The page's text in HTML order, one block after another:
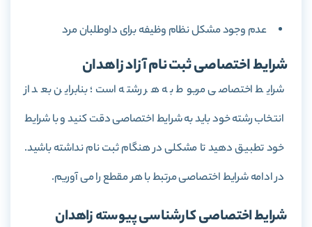
عدم وجود مشکل نظام وظیفه برای داوطلبان مرد
شرایط اختصاصی ثبت نام آزاد زاهدان
شرایط اختصاصی مربوط به هر رشته است؛ بنابراین بعد از
انتخاب رشته خود باید به شرایط اختصاصی دقت کنید و با شرایط
خود تطبیق دهید تا مشکلی در هنگام ثبت نام نداشته باشید.
در ادامه شرایط اختصاصی مرتبط با هر مقطع را می آوریم.
شرایط اختصاصی کارشناسی پیوسته زاهدان